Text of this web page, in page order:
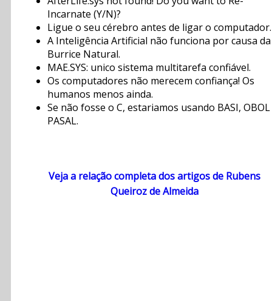
Incarnate (Y/N)?
Ligue o seu cérebro antes de ligar o computador.
A Inteligência Artificial não funciona por causa da
Burrice Natural.
MAE.SYS: unico sistema multitarefa confiável.
Os computadores não merecem confiança! Os
humanos menos ainda.
Se não fosse o C, estariamos usando BASI,
PASAL.
Veja a relação completa dos artigos de Rubens
Queiroz de Almeida